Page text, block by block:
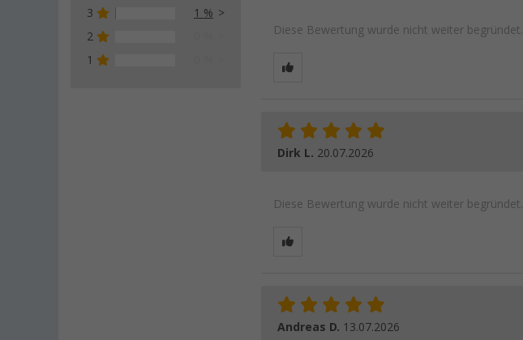
3
1 %
2
1
Diese Bewertung wurde nicht weiter begründet.
Dirk L. 20.07.2026
Diese Bewertung wurde nicht weiter begründet.
Andreas D. 13.07.2026